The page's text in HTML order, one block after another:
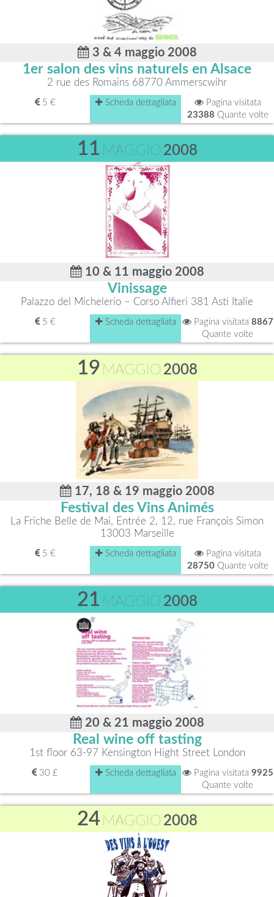
3 & 4 maggio 2008
1er salon des vins naturels en Alsace
2 rue des Romains 68770 Ammerscwihr
5 € Scheda dettagliata
Pagina visitata
23388 Quante volte
11 MAGGIO 2008
10 & 11 maggio 2008
Vinissage
Palazzo del Michelerio – Corso Alfieri 381 Asti Italie
5 € Scheda dettagliata Pagina visitata 8867
Quante volte
19 MAGGIO 2008
17, 18 & 19 maggio 2008
Festival des Vins Animés
La Friche Belle de Mai, Entrée 2, 12, rue François Simon
13003 Marseille
5 € Scheda dettagliata
Pagina visitata
28750Quante volte
21 MAGGIO 2008
20 & 21 maggio 2008
Real wine off tasting
1st floor 63-97 Kensington Hight Street London
30 £ Scheda dettagliata Pagina visitata 9925
Quante volte
24 MAGGIO 2008